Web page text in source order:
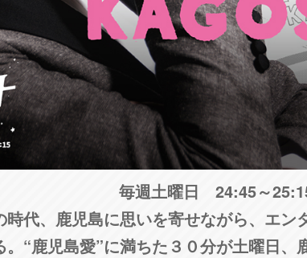
毎週土曜日 24:45～
時代、鹿児島に思いを寄せながら、エ
。“鹿児島愛”に満ちた３０分が土曜日、